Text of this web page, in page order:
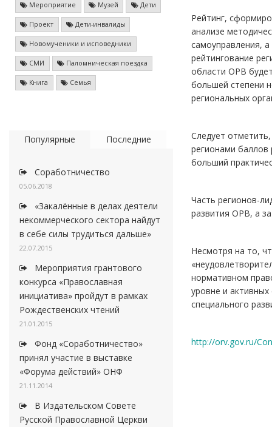
Мероприятие Музей Дети
Проект Дети-инвалиды
Новомученики и исповедники
СМИ Паломническая поездка
Книга Семья
Популярные Последние
Соработничество
05.06.2018
«Закалённые в делах деятели
некоммерческого сектора найдут
в себе силы трудиться дальше»
22.07.2015
Мероприятия грантового
конкурса «Православная
инициатива» пройдут в рамках
Рождественских чтений
21.01.2015
Фонд «Соработничество»
принял участие в выставке
«Форума действий» ОНФ
21.11.2014
В Издательском Совете
Русской Православной Церкви
Рейтинг,
анализе
самоуправления,
рейтингование
области ОРВ
большей степени
региональных
Следует
регионами баллов
больший
Часть регионов-
развития ОРВ, а
Несмотря на то,
нормативном
уровне и
специального
http://orv.gov.ru/